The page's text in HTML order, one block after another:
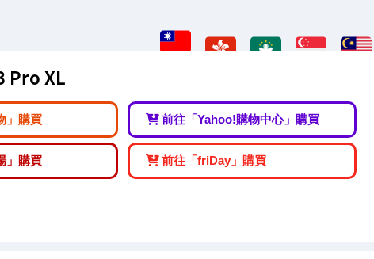
Pro XL
」購買 前往「Yahoo!購物中心」購買
」購買 前往「friDay」購買